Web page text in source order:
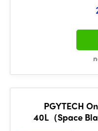
PGYTECH
40L（Space